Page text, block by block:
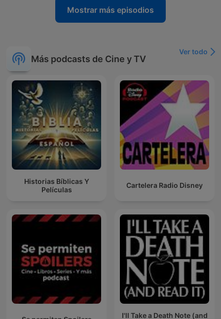
Mostrar más episodios
Más podcasts de Cine y TV
Ver todo
Historias Bíblicas Y
Películas
Cartelera Radio Disney
I'll Take a Death Note (and